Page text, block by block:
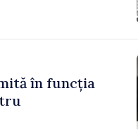
în funcția